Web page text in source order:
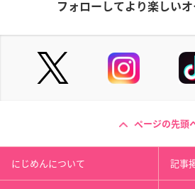
フォローしてより楽しいオ
ページの先頭
にじめんについて 記事